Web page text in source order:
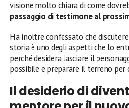
visione molto chiara di come
passaggio di testimone al
Ha inoltre confessato che
storia è uno degli aspetti che lo
perché desidera lasciare il
possibile e preparare il terreno per
Il desiderio di